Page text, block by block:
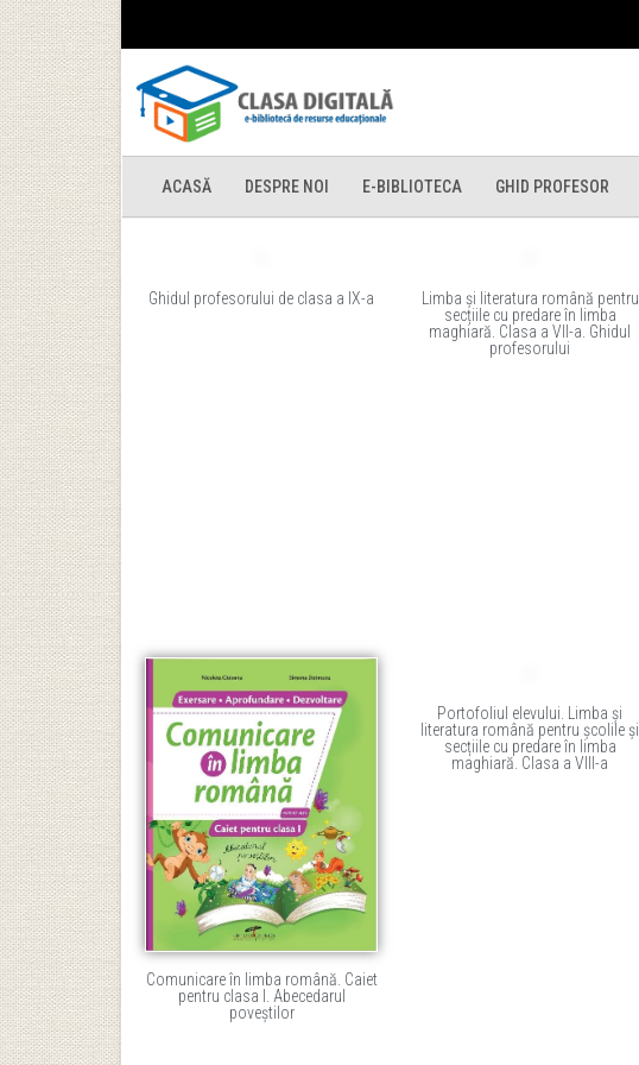
ACASĂ DESPRE NOI E-BIBLIOTECA GHID PROFESOR
Ghidul profesorului de clasa a IX-a
Limba și literatura română pentru
secțiile cu predare în limba
maghiară. Clasa a VII-a. Ghidul
profesorului
Comunicare în limba română. Caiet
pentru clasa I. Abecedarul
poveștilor
Portofoliul elevului. Limba și
literatura română pentru școlile și
secțiile cu predare în limba
maghiară. Clasa a VIII-a